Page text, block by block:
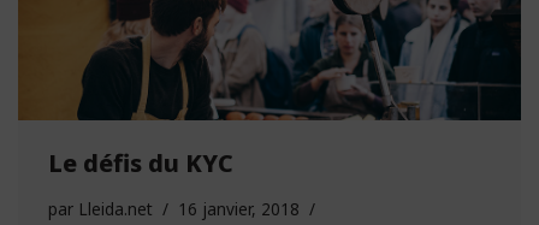
Le défis du KYC
par Lleida.net
16 janvier, 2018